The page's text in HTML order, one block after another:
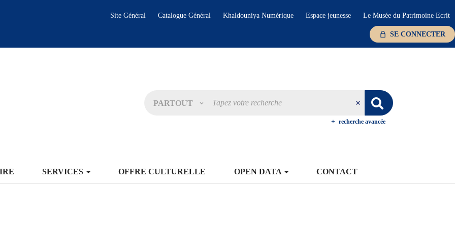
Site Général Catalogue Général Khaldouniya Numérique Espace jeunesse Le Musée du Patrimoine Ecrit
SE CONNECTER
PARTOUT
recherche avancée
SERVICES OFFRE CULTURELLE OPEN DATA CONTACT